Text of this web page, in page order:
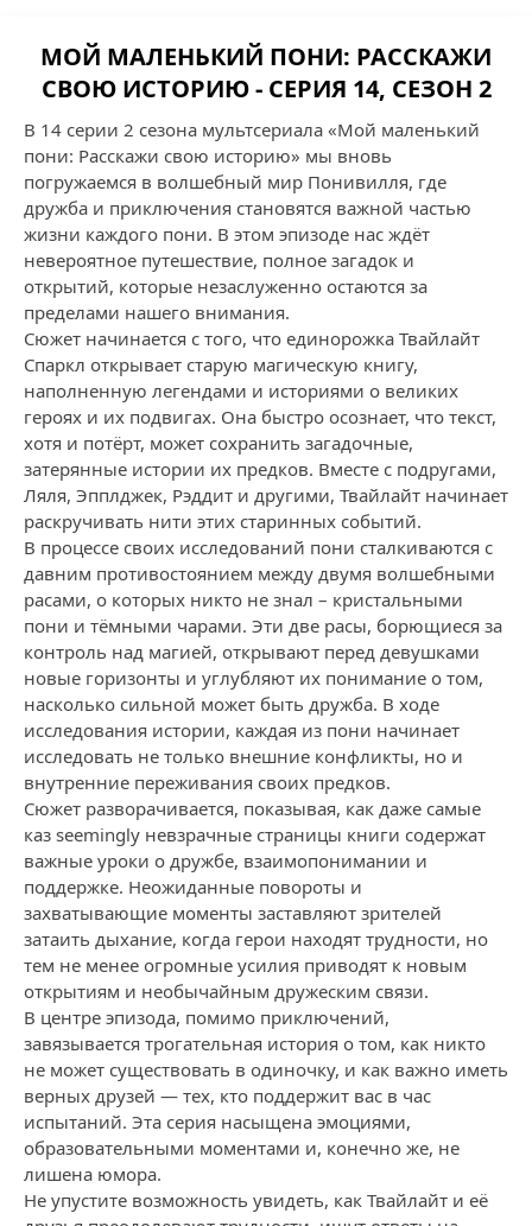
МОЙ МАЛЕНЬКИЙ ПОНИ: РАССКАЖИ
СВОЮ ИСТОРИЮ - СЕРИЯ 14, СЕЗОН 2
В 14 серии 2 сезона мультсериала «Мой маленький
пони: Расскажи свою историю» мы вновь
погружаемся в волшебный мир Понивилля, где
дружба и приключения становятся важной частью
жизни каждого пони. В этом эпизоде нас ждёт
невероятное путешествие, полное загадок и
открытий, которые незаслуженно остаются за
пределами нашего внимания.
Сюжет начинается с того, что единорожка Твайлайт
Спаркл открывает старую магическую книгу,
наполненную легендами и историями о великих
героях и их подвигах. Она быстро осознает, что текст,
хотя и потёрт, может сохранить загадочные,
затерянные истории их предков. Вместе с подругами,
Ляля, Эпплджек, Рэддит и другими, Твайлайт начинает
раскручивать нити этих старинных событий.
В процессе своих исследований пони сталкиваются с
давним противостоянием между двумя волшебными
расами, о которых никто не знал – кристальными
пони и тёмными чарами. Эти две расы, борющиеся за
контроль над магией, открывают перед девушками
новые горизонты и углубляют их понимание о том,
насколько сильной может быть дружба. В ходе
исследования истории, каждая из пони начинает
исследовать не только внешние конфликты, но и
внутренние переживания своих предков.
Сюжет разворачивается, показывая, как даже самые
каз seemingly невзрачные страницы книги содержат
важные уроки о дружбе, взаимопонимании и
поддержке. Неожиданные повороты и
захватывающие моменты заставляют зрителей
затаить дыхание, когда герои находят трудности, но
тем не менее огромные усилия приводят к новым
открытиям и необычайным дружеским связи.
В центре эпизода, помимо приключений,
завязывается трогательная история о том, как никто
не может существовать в одиночку, и как важно иметь
верных друзей — тех, кто поддержит вас в час
испытаний. Эта серия насыщена эмоциями,
образовательными моментами и, конечно же, не
лишена юмора.
Не упустите возможность увидеть, как Твайлайт и её